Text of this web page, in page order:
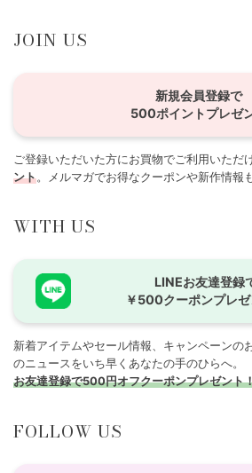
JOIN US
新規会員登録で
500ポイントプレゼ
ご登録いただいた方にお買物でご利用いただ
ント。メルマガでお得なクーポンや新作情報
WITH US
LINEお友達登録
￥500クーポンプレゼ
新着アイテムやセール情報、キャンペーンの
のニュースをいち早くあなたの手のひらへ。
お友達登録で500円オフクーポンプレゼント
FOLLOW US